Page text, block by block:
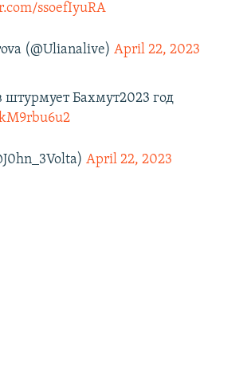
ssoefIyuRA
(@Ulianalive) April 22, 2023
Бахмут2023 год
April 22, 2023